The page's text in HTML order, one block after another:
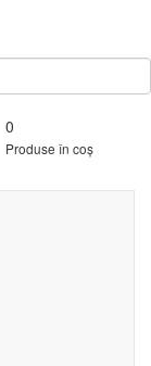
0
Produse în coș